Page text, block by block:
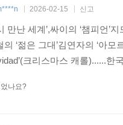
‘날강도 귀족’ 자본가들은
은 ‘회사 마을’과 ‘회사
8시간 노동제를 요구하며
화하고, 사설 무장 조직을
2026-02-15 신고
만난 세계’,싸이의 ‘챔피언’
의 ‘젊은 그대’김연자의 ‘아모
크리스마스 캐롤)......한
나요?